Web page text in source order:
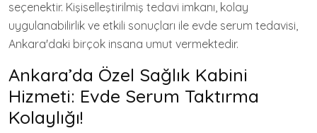
seçenektir. Kişiselleştirilmiş tedavi imkanı, kolay
uygulanabilirlik ve etkili sonuçları ile evde serum tedavisi,
Ankara'daki birçok insana umut vermektedir.
Ankara’da Özel Sağlık Kabini
Hizmeti: Evde Serum Taktırma
Kolaylığı!